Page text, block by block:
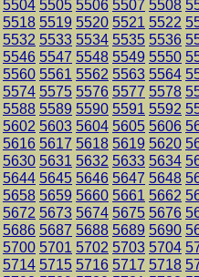
5504 5505 5506 5507 5508
5518 5519 5520 5521 5522
5532 5533 5534 5535 5536
5546 5547 5548 5549 5550
5560 5561 5562 5563 5564
5574 5575 5576 5577 5578
5588 5589 5590 5591 5592
5602 5603 5604 5605 5606
5616 5617 5618 5619 5620
5630 5631 5632 5633 5634
5644 5645 5646 5647 5648
5658 5659 5660 5661 5662
5672 5673 5674 5675 5676
5686 5687 5688 5689 5690
5700 5701 5702 5703 5704
5714 5715 5716 5717 5718